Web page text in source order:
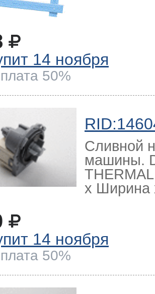
14 ноября
50%
Сливной
машины.
х Ширина
14 ноября
50%